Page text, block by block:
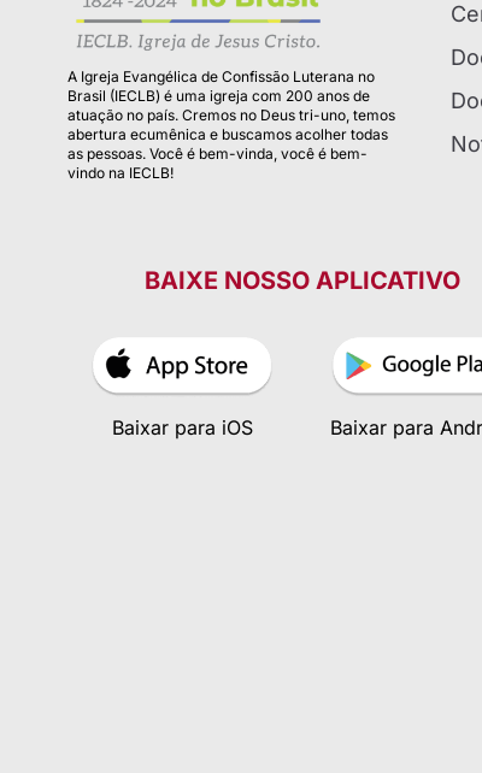
A Igreja Evangélica de Confissão Luterana no
Brasil (IECLB) é uma igreja com 200 anos de
atuação no país. Cremos no Deus tri-uno, temos
abertura ecumênica e buscamos acolher todas
as pessoas. Você é bem-vinda, você é bem-
vindo na IECLB!
BAIXE NOSSO APLICATIVO
Baixar para iOS Baixar para